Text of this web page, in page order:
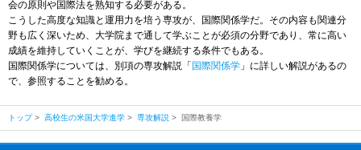
会の原則や国際法を熟知する必要がある。
こうした高度な知識と運用力を培う専攻が、国際関係学だ。その内容も関連分
野も広く深いため、大学院まで通して学ぶことが必須の分野であり、常に高い
成績を維持していくことが、学びを継続する条件でもある。
国際関係学については、別項の専攻解説「 国際関係学 」に詳しい解説があるの
で、参照することを勧める。
トップ> 高校生の米国大学進学 > 専攻解説 > 国際教養学